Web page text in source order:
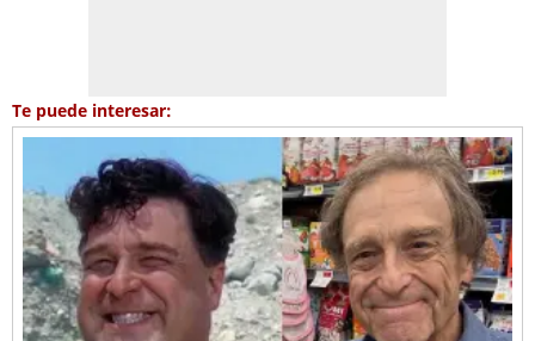
Te puede interesar: